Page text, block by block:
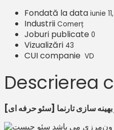
Fondată la data iunie
Industrii Comerț
Joburi publicate 0
Vizualizări 43
CUI companie VD
Descrierea
سازی تارنما [سئو حرفه ای]